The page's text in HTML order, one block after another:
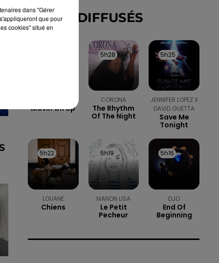
TITRES DIFFUSÉS
Movin On Up
5h28
5h28
CORONA
The Rhythm
Of The Night
5h25
5h25
JENNIFER LOPEZ X
DAVID GUETTA
Save Me
Tonight
5h22
5h22
LOUANE
Chiens
5h19
5h19
MANON LISA
Le Petit
Pecheur
5h16
5h16
DJO
End Of
Beginning
dans "Gérer
que pour
cookies" situé en